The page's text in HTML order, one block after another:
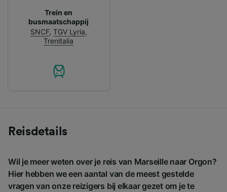
Trein en
busmaatschappij
SNCF, TGV Lyria,
Trenitalia
Reisdetails
Wil je meer weten over je reis van Marseille naar Orgon?
Hier hebben we een aantal van de meest gestelde
vragen van onze reizigers bij elkaar gezet om je te